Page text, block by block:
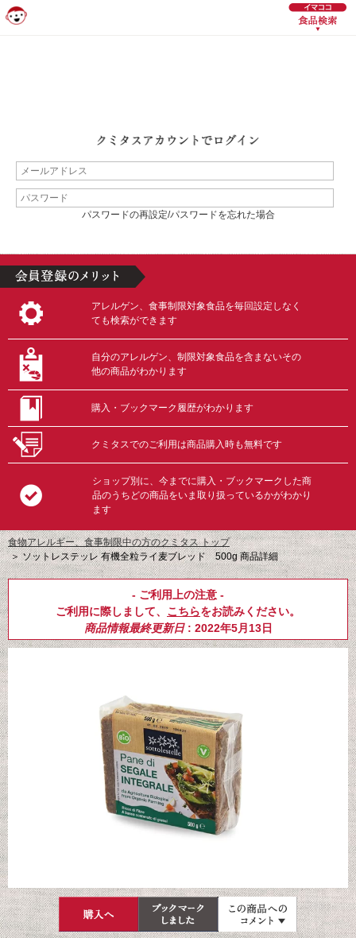
パスワードの再設定/パスワードを忘れた場合
アレルゲン、食事制限対象食品を毎回設定しなく
ても検索ができます
自分のアレルゲン、制限対象食品を含まないその
他の商品がわかります
購入・ブックマーク履歴がわかります
クミタスでのご利用は商品購入時も無料です
ショップ別に、今までに購入・ブックマークした商
品のうちどの商品をいま取り扱っているかがわかり
ます
食物アレルギー、食事制限中の方のクミタス トップ
＞ソットレステッレ 有機全粒ライ麦ブレッド 500g 商品詳細
- ご利用上の注意 -
ご利用に際しまして、 こちらをお読みください。
商品情報最終更新日: 2022年5月13日